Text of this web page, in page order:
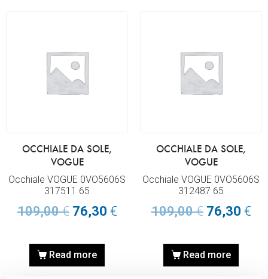
OCCHIALE DA SOLE,
VOGUE
Occhiale VOGUE 0VO5606S
317511 65
109,00€ 76,30 €
Read more
OCCHIALE DA SOLE,
VOGUE
Occhiale VOGUE 0VO5606S
312487 65
109,00€ 76,30 €
Read more